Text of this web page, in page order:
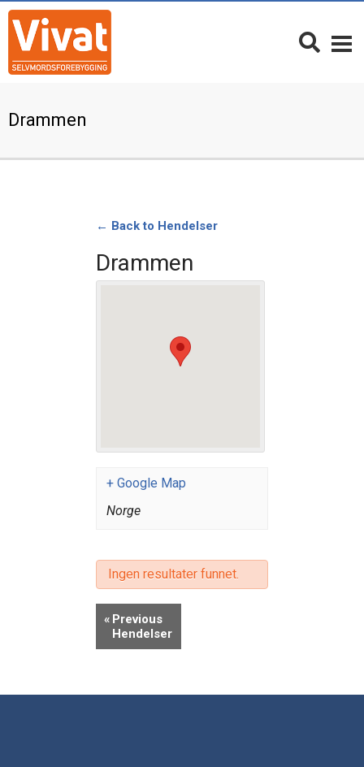
Drammen
← Back to Hendelser
Drammen
+ Google Map
Norge
Ingen resultater funnet.
« Previous
Hendelser